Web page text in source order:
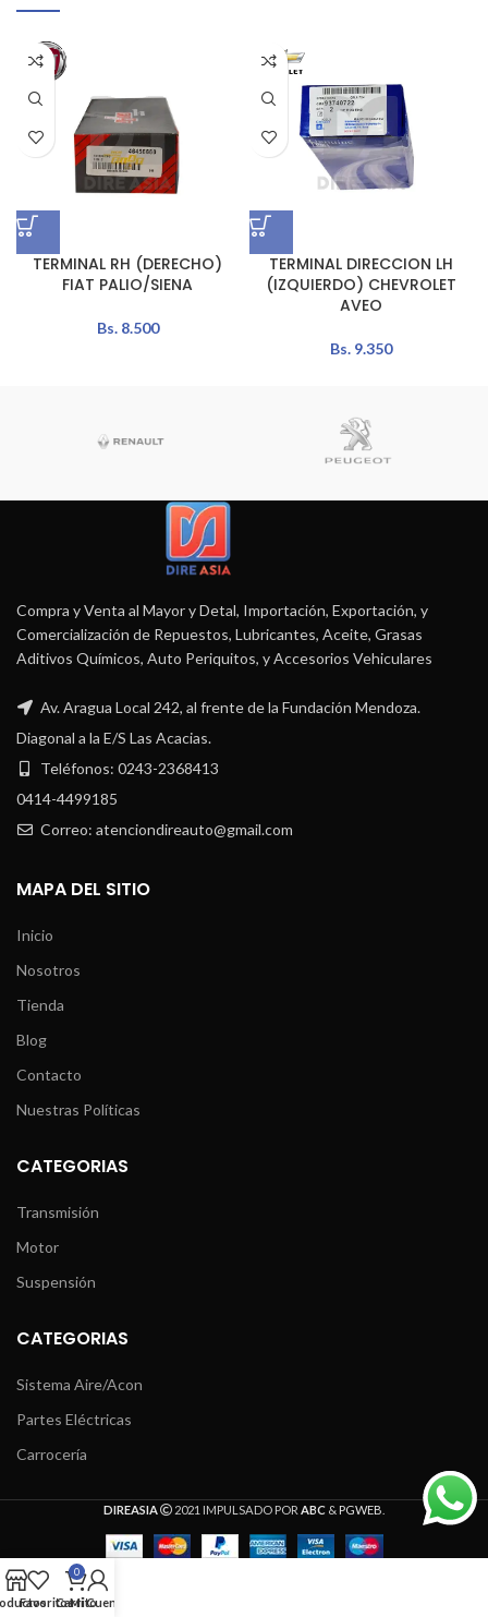
TERMINAL RH (DERECHO)
FIAT PALIO/SIENA
Bs.8.500
TERMINAL DIRECCION LH
(IZQUIERDO) CHEVROLET
AVEO
Bs.9.350
Compra y Venta al Mayor y Detal, Importación, Exportación, y
Comercialización de Repuestos, Lubricantes, Aceite, Grasas
Aditivos Químicos, Auto Periquitos, y Accesorios Vehiculares
Av. Aragua Local 242, al frente de la Fundación Mendoza.
Diagonal a la E/S Las Acacias.
Teléfonos: 0243-2368413
0414-4499185
Correo: atenciondireauto@gmail.com
MAPA DEL SITIO
Inicio
Nosotros
Tienda
Blog
Contacto
Nuestras Políticas
CATEGORIAS
Transmisión
Motor
Suspensión
CATEGORIAS
Sistema Aire/Acon
Partes Eléctricas
Carrocería
DIREASIA 2021 IMPULSADO POR ABC &PGWEB
Favoritos
0
Carrito
Mi Cuenta